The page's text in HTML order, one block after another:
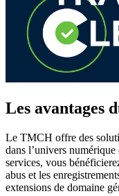
Les avantages
Le TMCH offre des
dans l’univers
services, vous
abus et les
extensions de domaine